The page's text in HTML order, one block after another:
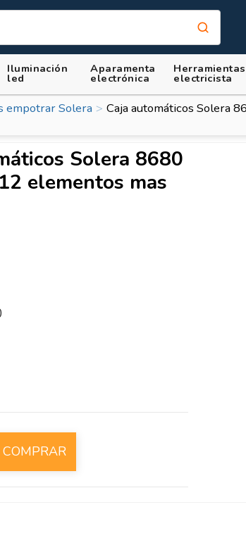
Iluminación
led
Aparamenta
electrónica
Herramientas
electricista
empotrar Solera
Caja automáticos Solera
Solera 8680
elementos mas
COMPRAR